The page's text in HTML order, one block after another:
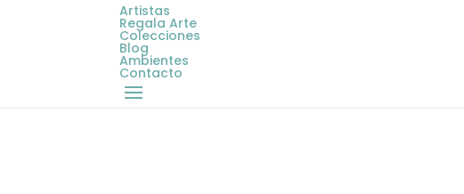
Artistas
Regala Arte
Colecciones
Blog
Ambientes
Contacto